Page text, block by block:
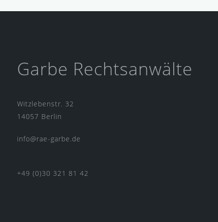
Garbe Rechtsanwälte
Witzlebenstr. 32
14057 Berlin
info@rae-garbe.de
+49 (0)30 321 81 42